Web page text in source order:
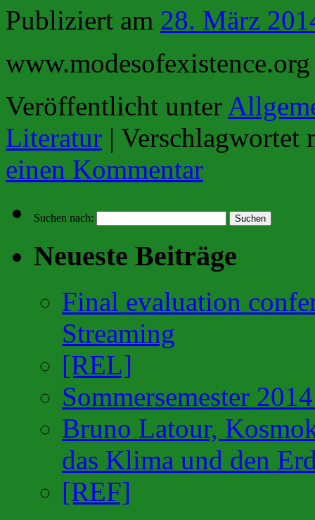
Publiziert am 28. März
www.modesofexistence.org
Veröffentlicht unter
Literatur | Verschlagwortet
einen Kommentar
Suchen nach:
Neueste Beiträge
Final evaluation
Streaming
[REL]
Sommersemester
Bruno Latour,
das Klima und den
[REF]